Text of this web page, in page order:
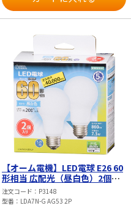
【オーム電機】LED電球 E26 60
形相当 広配光（昼白色）2個入
LDA7N-G AG53 2P
注文コード
P3148
型番
LDA7N-G AG53 2P